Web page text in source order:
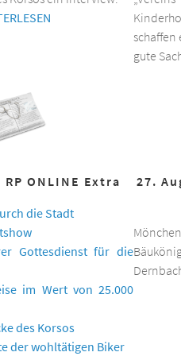
schaffen
gute
ONLINE Extra
die Stadt
Gottesdienst für die
im Wert von 25.000
des Korsos
der wohltätigen Biker
27.